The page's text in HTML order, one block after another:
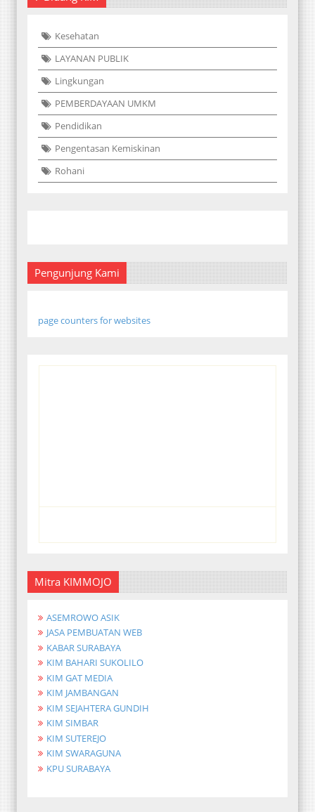
Kesehatan
LAYANAN PUBLIK
Lingkungan
PEMBERDAYAAN UMKM
Pendidikan
Pengentasan Kemiskinan
Rohani
Pengunjung Kami
page counters for websites
Mitra KIMMOJO
ASEMROWO ASIK
JASA PEMBUATAN WEB
KABAR SURABAYA
KIM BAHARI SUKOLILO
KIM GAT MEDIA
KIM JAMBANGAN
KIM SEJAHTERA GUNDIH
KIM SIMBAR
KIM SUTEREJO
KIM SWARAGUNA
KPU SURABAYA